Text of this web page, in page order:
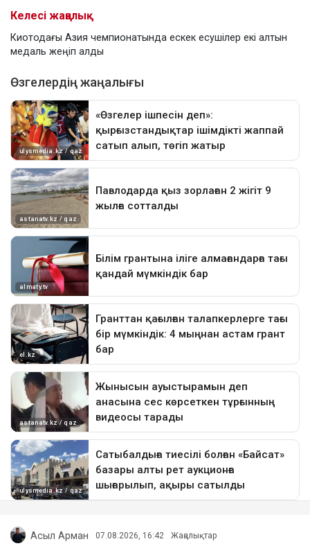
Келесі жаңалық
Киотодағы Азия чемпионатында ескек есушілер екі алтын
медаль жеңіп алды
Асыл Арман 07.08.2026, 16:42 Жаңалықтар